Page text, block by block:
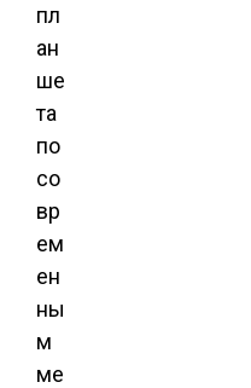
пл
ан
ше
та
по
со
вр
ем
ен
ны
м
ме